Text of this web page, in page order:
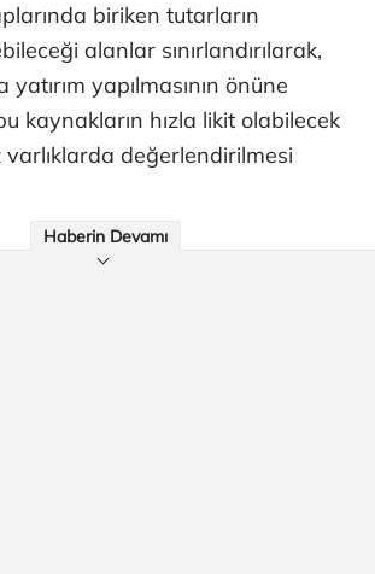
biriken tutarların
alanlar sınırlandırılarak,
yatırım yapılmasının önüne
kaynakların hızla likit olabilecek
değerlendirilmesi
Haberin Devamı